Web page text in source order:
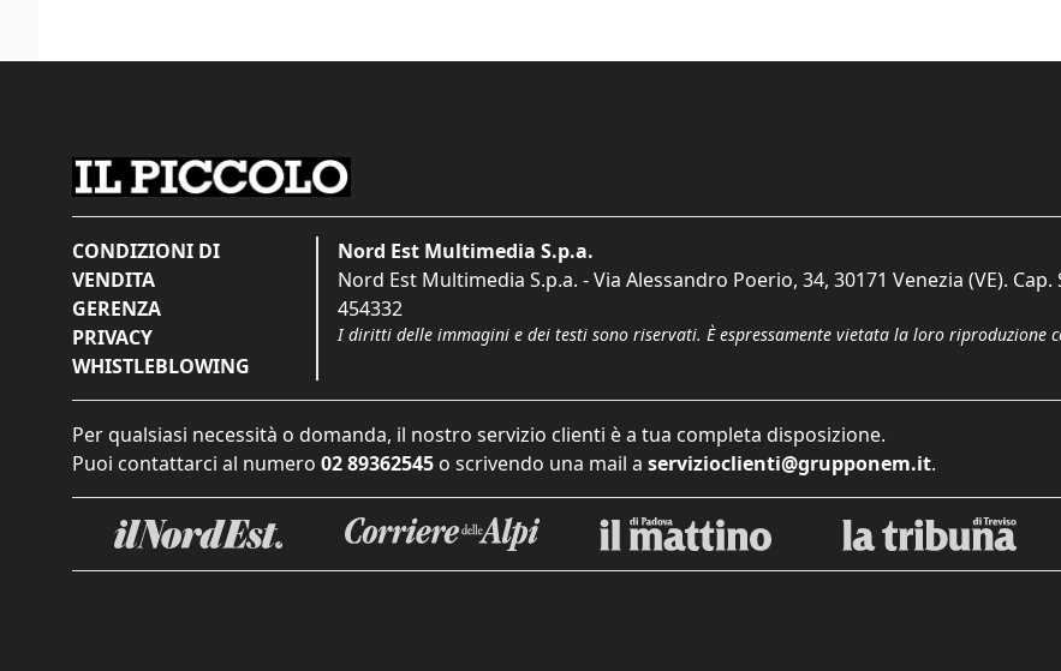
CONDIZIONI DI
VENDITA
GERENZA
PRIVACY
WHISTLEBLOWING
Nord Est Multimedia S.p.a.
Nord Est Multimedia S.p.a. - Via Alessandro Poerio, 34, 30171 Venezia (VE). Cap.
454332
I diritti delle immagini e dei testi sono riservati. È espressamente vietata la loro riproduzione
Per qualsiasi necessità o domanda, il nostro servizio clienti è a tua completa disposizione.
Puoi contattarci al numero 02 89362545 o scrivendo una mail a servizioclienti@grupponem.it.